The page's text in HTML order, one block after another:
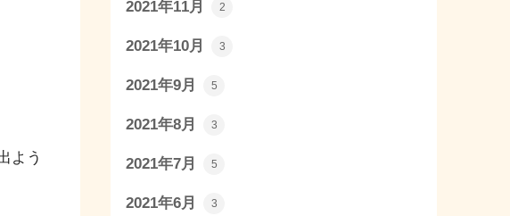
よう
2021年11月 2
2021年10月 3
2021年9月 5
2021年8月 3
2021年7月 5
2021年6月 3